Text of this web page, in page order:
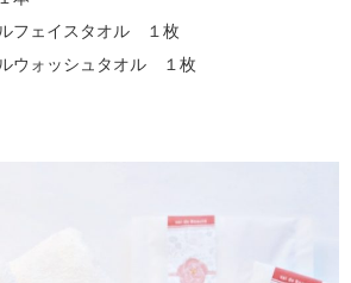
フェイスタオル １枚
ウォッシュタオル １枚